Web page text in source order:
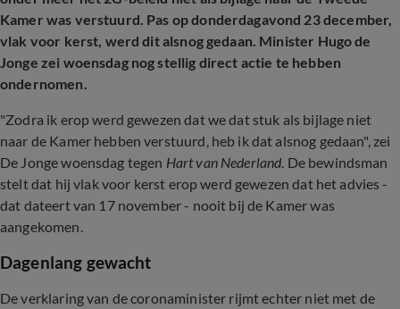
Kamer was verstuurd. Pas op donderdagavond 23 december,
vlak voor kerst, werd dit alsnog gedaan. Minister Hugo de
Jonge zei woensdag nog stellig direct actie te hebben
ondernomen.
"Zodra ik erop werd gewezen dat we dat stuk als bijlage niet
naar de Kamer hebben verstuurd, heb ik dat alsnog gedaan", zei
De Jonge woensdag tegen Hart van Nederland. De bewindsman
stelt dat hij vlak voor kerst erop werd gewezen dat het advies -
dat dateert van 17 november - nooit bij de Kamer was
aangekomen.
Dagenlang gewacht
De verklaring van de coronaminister rijmt echter niet met de